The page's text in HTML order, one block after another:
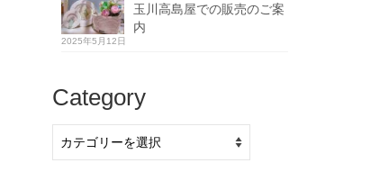
玉川高島屋での販売のご案
内
2025年5月12日
Category